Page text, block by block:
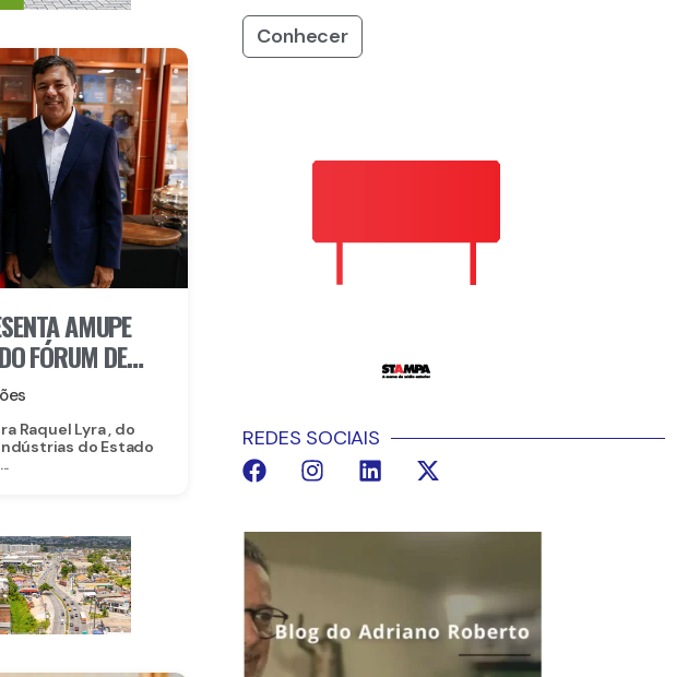
AMUPE
FÓRUM DE
Raquel Lyra , do
do Estado
Conhecer
REDES SOCIAIS